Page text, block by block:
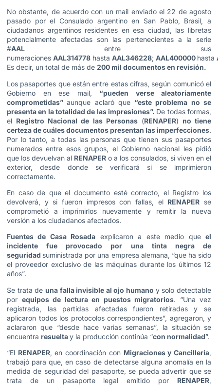
No obstante, de acuerdo con un mail enviado el 22 de agosto
pasado por el Consulado argentino en San Pablo, Brasil, a
ciudadanos argentinos residentes en esa ciudad, las libretas
potencialmente afectadas son las pertenecientes a la serie
#AAL entre sus
numeraciones AAL314778 hasta AAL346228; AAL400000 hasta
Es decir, un total de más de 200 mil documentos en revisión.
Los pasaportes que están entre estas cifras, según comunicó el
Gobierno en ese mail, “pueden verse aleatoriamente
comprometidas”aunque aclaró que “este problema no se
presenta en la totalidad de las impresiones”. De todas formas,
el Registro Nacional de las Personas(RENAPER) no tiene
certeza de cuáles documentos presentan las imperfecciones.
Por lo tanto, a todas las personas que tienen sus pasaportes
numerados entre esos grupos, el Gobierno nacional les pidió
que los devuelvan al RENAPER o a los consulados, si viven en el
exterior, desde donde se verificará si se imprimieron
correctamente.
En caso de que el documento esté correcto, el Registro los
devolverá, y si fueron impresos con fallas, el RENAPER se
comprometió a imprimirlos nuevamente y remitir la nueva
versión a los ciudadanos afectados.
Fuentes de Casa Rosada explicaron a este medio queel
incidente fue provocado por una tinta negra de
seguridad suministrada por una empresa alemana, “que ha sido
el proveedor exclusivo de las máquinas durante los últimos 12
años”.
Se trata de una falla invisible al ojo humano y solo detectable
por equipos de lectura en puestos migratorios. “Una vez
registrada, las partidas afectadas fueron retiradas y se
aplicaron todos los protocolos correspondientes”, agregaron, y
aclararon que “desde hace varias semanas”, la situación se
encuentra resueltay la producción continúa “con normalidad”.
“El RENAPER, en coordinación con Migraciones y Cancillería,
trabajó para que, en caso de detectarse alguna anomalía en la
medida de seguridad del pasaporte, se pueda advertir que se
trata de un pasaporte legal emitido por RENAPER,